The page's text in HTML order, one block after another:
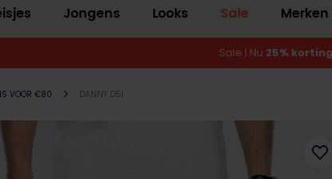
Jongens Looks Sale Merken
Sale | Nu 25%
VOOR €80 DANNY D51